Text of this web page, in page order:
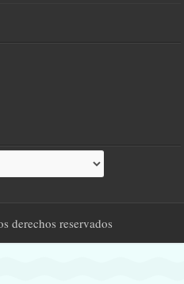
derechos reservados